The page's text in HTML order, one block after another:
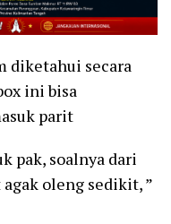
diketahui secara
ini bisa
parit
pak, soalnya dari
oleng sedikit, ”